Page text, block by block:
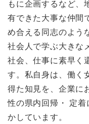
もに企画するなど、
有できた大事な仲間
め合える同志のよう
社会人で学ぶ大きな
社会、仕事に素早く
す。私自身は、働く
得た知見を、企業に
性の県内回帰・ 定
かしています。